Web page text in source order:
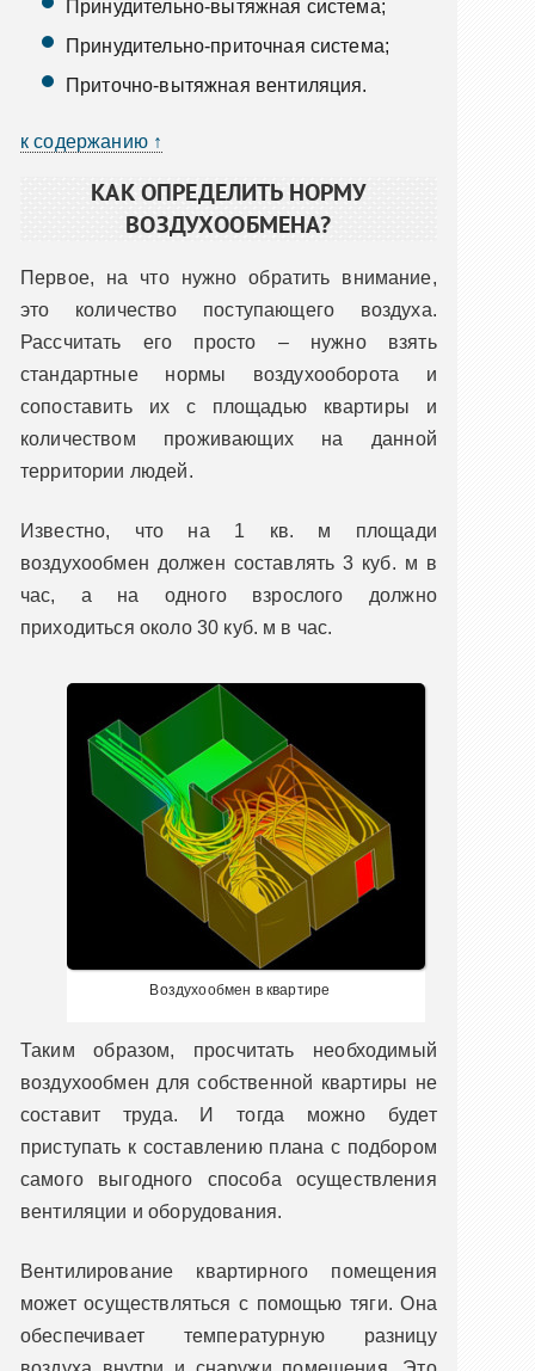
Принудительно-вытяжная система;
Принудительно-приточная система;
Приточно-вытяжная вентиляция.
к содержанию ↑
КАК ОПРЕДЕЛИТЬ НОРМУ
ВОЗДУХООБМЕНА?
Первое, на что нужно обратить внимание,
это количество поступающего воздуха.
Рассчитать его просто – нужно взять
стандартные нормы воздухооборота и
сопоставить их с площадью квартиры и
количеством проживающих на данной
территории людей.
Известно, что на 1 кв. м площади
воздухообмен должен составлять 3 куб. м в
час, а на одного взрослого должно
приходиться около 30 куб. м в час.
Воздухообмен в квартире
Таким образом, просчитать необходимый
воздухообмен для собственной квартиры не
составит труда. И тогда можно будет
приступать к составлению плана с подбором
самого выгодного способа осуществления
вентиляции и оборудования.
Вентилирование квартирного помещения
может осуществляться с помощью тяги. Она
обеспечивает температурную разницу